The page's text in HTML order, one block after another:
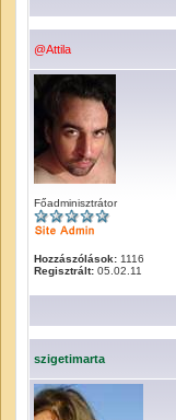
@Attila
Főadminisztrátor
Hozzászólások: 1116
Regisztrált: 05.02.11
szigetimarta